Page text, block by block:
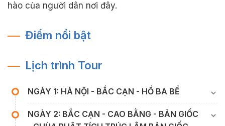
hào của người dân nơi đây.
Điểm nổi bật
Lịch trình Tour
NGÀY 1: HÀ NỘI - BẮC CẠN - HỒ BA BỂ
NGÀY 2: BẮC CẠN - CAO BẰNG - BẢN GIỐC